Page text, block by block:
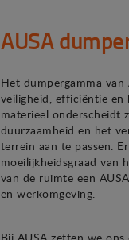
AUSA
Het dumpergamma
veiligheid, efficiëntie
materieel onderscheidt
duurzaamheid en het
terrein aan te passen.
moeilijkheidsgraad van
van de ruimte een
en werkomgeving.